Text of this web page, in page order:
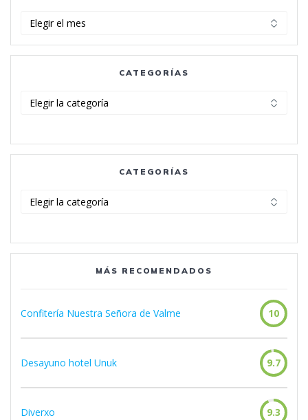
CATEGORÍAS
CATEGORÍAS
MÁS RECOMENDADOS
Confitería Nuestra Señora de Valme 10
Desayuno hotel Unuk 9.7
Diverxo 9.3